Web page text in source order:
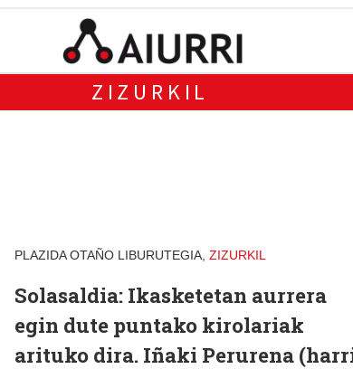
ZIZURKIL
PLAZIDA OTAÑO LIBURUTEGIA, ZIZURKIL
Solasaldia: Ikasketetan aurrera
egin dute puntako kirolariak
arituko dira. Iñaki Perurena